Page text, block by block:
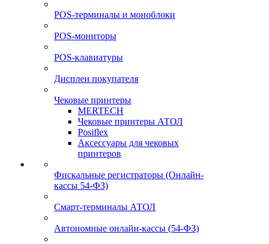
POS-терминалы и моноблоки
POS-мониторы
POS-клавиатуры
Дисплеи покупателя
Чековые принтеры
MERTECH
Чековые принтеры АТОЛ
Posiflex
Аксессуары для чековых
принтеров
Фискальные регистраторы (Онлайн-
кассы 54-ФЗ)
Смарт-терминалы АТОЛ
Автономные онлайн-кассы (54-ФЗ)